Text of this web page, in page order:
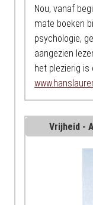
Nou, vanaf
mate boeken
psychologie,
aangezien
het plezierig is
Vrijheid -